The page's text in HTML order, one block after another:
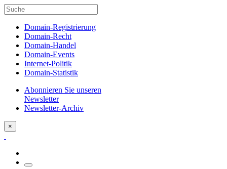
Domain-Registrierung
Domain-Recht
Domain-Handel
Domain-Events
Internet-Politik
Domain-Statistik
Abonnieren Sie unseren
Newsletter
Newsletter-Archiv
×